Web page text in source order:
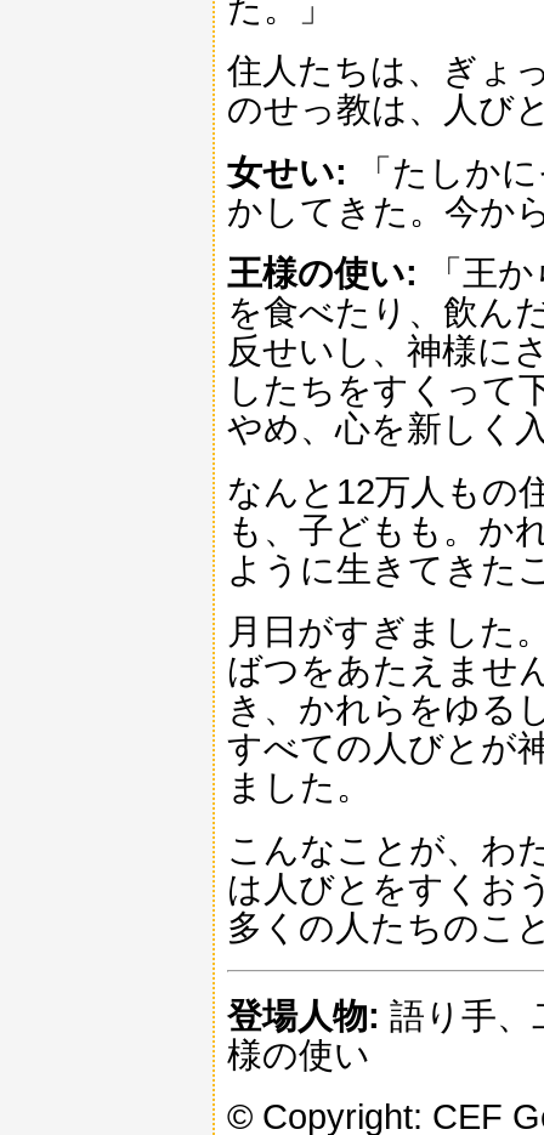
た。」
住人たちは、ぎょ
のせっ教は、人び
女せい: 「たしか
かしてきた。今か
王様の使い: 「王
を食べたり、飲ん
反せいし、神様に
したちをすくって
やめ、心を新しく
なんと12万人もの
も、子どもも。か
ように生きてきた
月日がすぎました
ばつをあたえませ
き、かれらをゆる
すべての人びとが
ました。
こんなことが、わ
は人びとをすくお
多くの人たちのこ
登場人物: 語り手、
様の使い
© Copyright: CEF